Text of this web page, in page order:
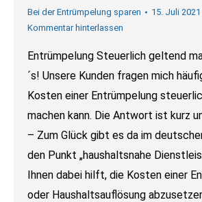
Bei der Entrümpelung sparen
15. Juli 2021
Kommentar hinterlassen
Entrümpelung Steuerlich geltend
´s! Unsere Kunden fragen mich
Kosten einer Entrümpelung
machen kann. Die Antwort ist kurz
– Zum Glück gibt es da im
den Punkt „haushaltsnahe
Ihnen dabei hilft, die Kosten einer
oder Haushaltsauflösung